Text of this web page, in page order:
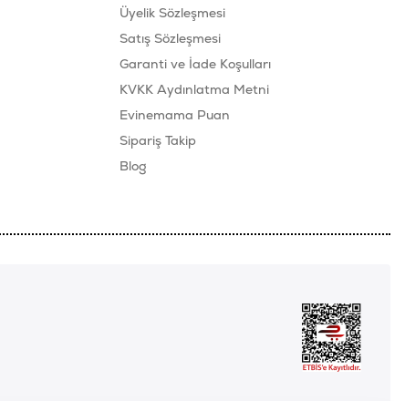
Üyelik Sözleşmesi
Satış Sözleşmesi
Garanti ve İade Koşulları
KVKK Aydınlatma Metni
Evinemama Puan
Sipariş Takip
Blog